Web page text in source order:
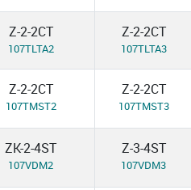
Z-2-2CT
107TLTA2
Z-2-2CT
107TLTA3
Z-2-2CT
107TMST2
Z-2-2CT
107TMST3
ZK-2-4ST
107VDM2
Z-3-4ST
107VDM3